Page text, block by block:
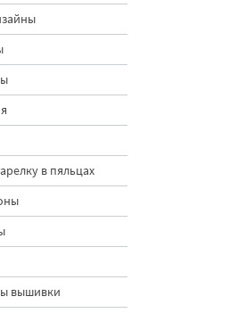
в пяльцах
вышивки